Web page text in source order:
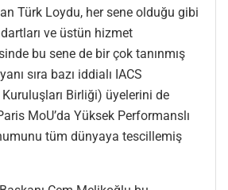
Türk Loydu, her sene olduğu gibi
ve üstün hizmet
bu sene de bir çok tanınmış
sıra bazı iddialı IACS
Birliği) üyelerini de
MoU’da Yüksek Performanslı
tüm dünyaya tescillemiş